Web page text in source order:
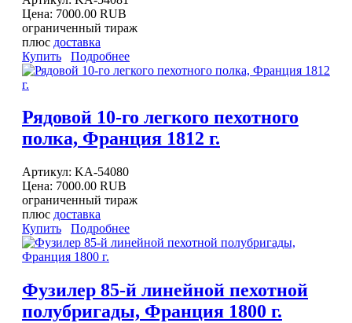
Цена: 7000.00 RUB
ограниченный тираж
плюс доставка
Купить
Подробнее
Рядовой 10-го легкого пехотного
полка, Франция 1812 г.
Артикул: KA-54080
Цена: 7000.00 RUB
ограниченный тираж
плюс доставка
Купить
Подробнее
Фузилер 85-й линейной пехотной
полубригады, Франция 1800 г.